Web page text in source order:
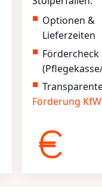
Optionen &
Lieferzeiten
Fördercheck
Förderung KfW